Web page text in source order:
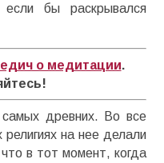
если бы раскрывался
о медитации.
древних. Во все
на нее делали
в тот момент, когда